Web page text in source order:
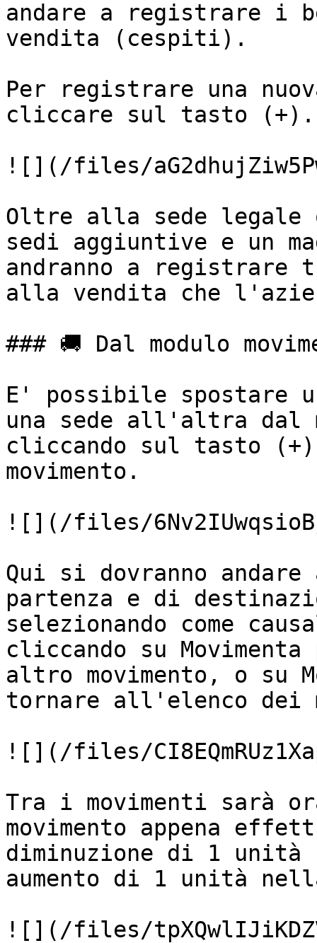
andare a registrare i
vendita (cespiti).
Per registrare una
cliccare sul tasto (+).
![](/files/
Oltre alla sede legale
sedi aggiuntive e un
andranno a
alla vendita che
### 🚚 Dal modulo
E' possibile spostare
una sede all'altra dal
cliccando sul tasto (+)
movimento.
![](/files/
Qui si dovranno
partenza e di
selezionando come
cliccando su
altro movimento, o su
tornare all'elenco dei
![](/files/
Tra i movimenti sarà
movimento appena
diminuzione di 1
aumento di 1 unità
![](/files/